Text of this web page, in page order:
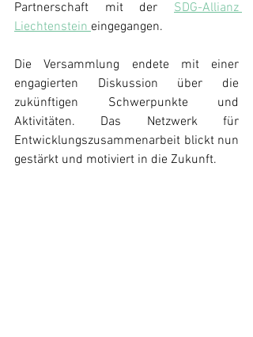
Partnerschaft mit der SDG-Allianz
Liechtenstein eingegangen.
Die Versammlung endete mit einer
engagierten Diskussion über die
zukünftigen Schwerpunkte und
Aktivitäten. Das Netzwerk für
Entwicklungszusammenarbeit blickt nun
gestärkt und motiviert in die Zukunft.